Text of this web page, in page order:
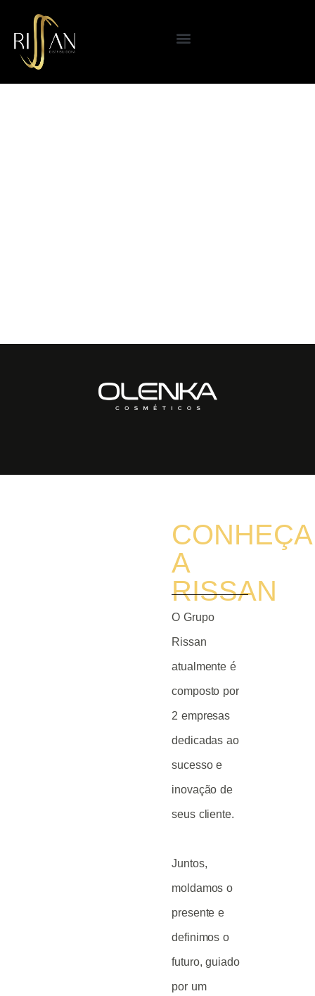
CONHEÇA
A
RISSAN
O Grupo
Rissan
atualmente é
composto por
2 empresas
dedicadas ao
sucesso e
inovação de
seus cliente.
Juntos,
moldamos o
presente e
definimos o
futuro, guiado
por um